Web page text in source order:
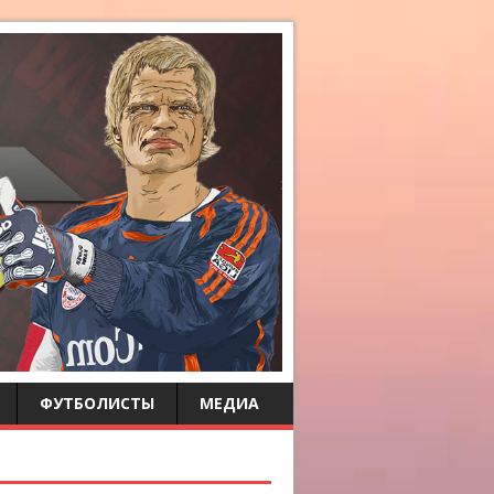
ФУТБОЛИСТЫ МЕДИА